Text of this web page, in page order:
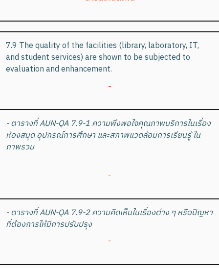
7.9 The quality of the facilities (library, laboratory, IT,
and student services) are shown to be subjected to
evaluation and enhancement.
-
- ตารางที่ AUN-QA 7.9-1 ความพึงพอใจคุณภาพบริการในเรื่อง
ห้องสมุด อุปกรณ์การศึกษา และสภาพแวดล้อมการเรียนรู้ ใน
ภาพรวม
-
- ตารางที่ AUN-QA 7.9-2 ความคิดเห็นในเรื่องต่าง ๆ หรือปัญหา
ที่ต้องการให้มีการปรับปรุง
-